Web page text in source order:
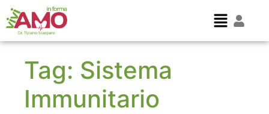
Tag: Sistema
Immunitario